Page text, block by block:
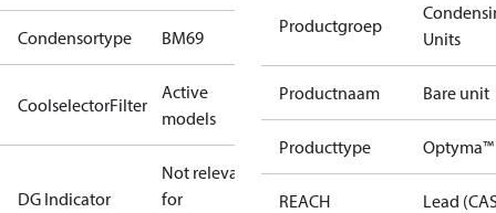
Condensortype BM69
CoolselectorFilter
Active
models
DG Indicator
Not relevant
for
Productgroep
Units
Productnaam Bare unit
Producttype Optyma™
REACH
Lead